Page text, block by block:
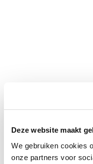
Deze website maakt
We gebruiken cookies
onze partners voor